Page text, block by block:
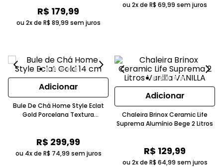
R$ 179,99
ou 2x de R$ 89,99 sem juros
ou 2x de R$ 69,99 sem juros
Adicionar
Bule De Chá Home Style Eclat
Gold Porcelana Textura
R$ 299,99
ou 4x de R$ 74,99 sem juros
Adicionar
Chaleira Brinox Ceramic Life
Suprema Alumínio Bege 2 Litros
R$ 129,99
ou 2x de R$ 64,99 sem juros